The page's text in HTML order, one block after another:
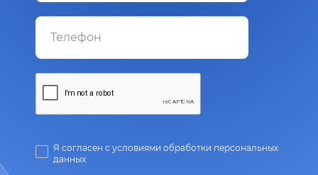
Я согласен с условиями обработки персональных
данных